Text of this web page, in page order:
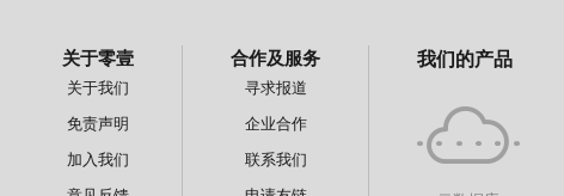
关于零壹
关于我们
免责声明
加入我们
合作及服务
寻求报道
企业合作
联系我们
我们的产品